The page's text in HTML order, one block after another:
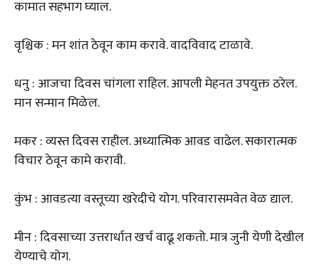
कामात सहभाग घ्याल.
वृश्चिक : मन शांत ठेवून काम करावे. वादविवाद टाळावे.
धनु : आजचा दिवस चांगला राहिल. आपली मेहनत उपयुक्त ठरेल.
मान सन्मान मिळेल.
मकर : व्यस्त दिवस राहील. अध्यात्मिक आवड वाढेल. सकारात्मक
विचार ठेवून कामे करावी.
कुंभ : आवडत्या वस्तूच्या खरेदीचे योग. परिवारासमवेत वेळ द्याल.
मीन : दिवसाच्या उत्तरार्धात खर्च वाढू शकतो. मात्र जुनी येणी देखील
येण्याचे योग.